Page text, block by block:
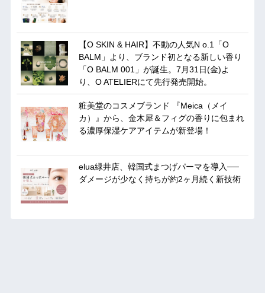
【O SKIN & HAIR】不動の人気N o.1「O
BALM」より、ブランド初となる新しい香り
「O BALM 001」が誕生。7月31日(金)よ
り、O ATELIERにて先行発売開始。
粧美堂のコスメブランド 『Meica（メイ
カ）』から、金木犀＆フィグの香りに包まれ
る濃厚保湿ケアアイテムが新登場！
elua緑井店、韓国式まつげパーマを導入──
ダメージが少なく持ちが約2ヶ月続く新技術